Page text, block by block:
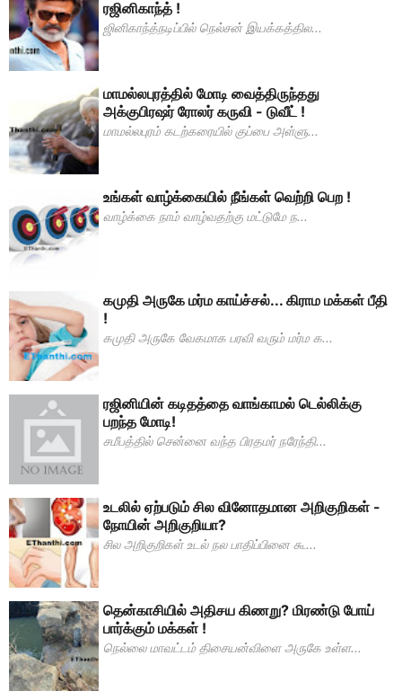
ரஜினிகாந்த் !
ஜினிகாந்த்நடிப்பில் நெல்சன் இயக்கத்தில...
மாமல்லபுரத்தில் மோடி வைத்திருந்தது
அக்குபிரஷர் ரோலர் கருவி - டுவீட் !
மாமல்லபுரம் கடற்கரையில் குப்பை அள்ளு...
உங்கள் வாழ்க்கையில் நீங்கள் வெற்றி பெற !
வாழ்க்கை நாம் வாழ்வதற்கு மட்டுமே ந...
கமுதி அருகே மர்ம காய்ச்சல்... கிராம மக்கள் பீதி
!
கமுதி அருகே வேகமாக பரவி வரும் மர்ம க...
ரஜினியின் கடிதத்தை வாங்காமல் டெல்லிக்கு
பறந்த மோடி!
சமீபத்தில் சென்னை வந்த பிரதமர் நரேந்தி...
உடலில் ஏற்படும் சில வினோதமான அறிகுறிகள் -
நோயின் அறிகுறியா?
சில அறிகுறிகள் உடல் நல பாதிப்பினை கூ...
தென்காசியில் அதிசய கிணறு? மிரண்டு போய்
பார்க்கும் மக்கள் !
நெல்லை மாவட்டம் திசையன்விளை அருகே உள்ள...